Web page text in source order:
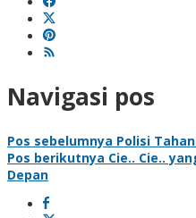
Navigasi pos
Pos sebelumnya Polisi
Pos berikutnya Cie.. Cie..
Depan